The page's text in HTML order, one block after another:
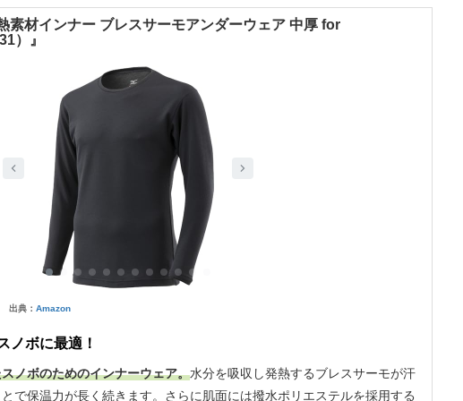
素材インナー ブレスサーモアンダーウェア 中厚 for
）』
出典： Amazon
ノボに最適！
ノボのためのインナーウェア。水分を吸収し発熱するブレスサーモが汗
で保温力が長く続きます。さらに肌面には撥水ポリエステルを採用する